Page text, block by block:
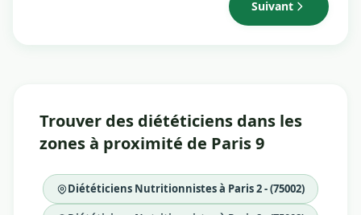
Suivant
Trouver des diététiciens dans les
zones à proximité de Paris 9
Diététiciens Nutritionnistes à Paris 2 - (75002)